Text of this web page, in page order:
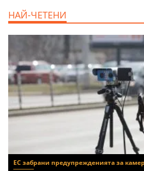
НАЙ-ЧЕТЕНИ
ЕС забрани предупрежденията за